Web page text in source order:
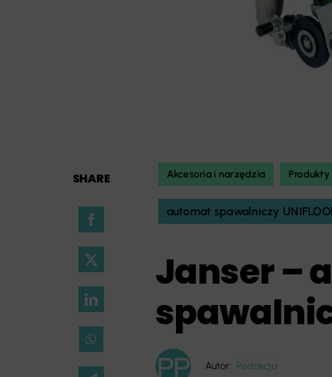
SHARE Akcesoria i narzędzia Produkty
automat spawalniczy
Janser –
Autor: Redakcja